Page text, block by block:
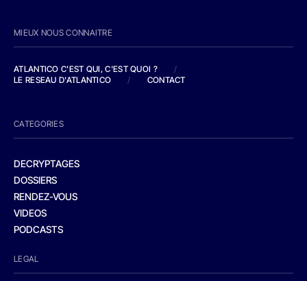
MIEUX NOUS CONNAITRE
ATLANTICO C'EST QUI, C'EST QUOI ?
/
LE RESEAU D'ATLANTICO
/ CONTACT
CATEGORIES
DECRYPTAGES
DOSSIERS
RENDEZ-VOUS
VIDEOS
PODCASTS
LEGAL